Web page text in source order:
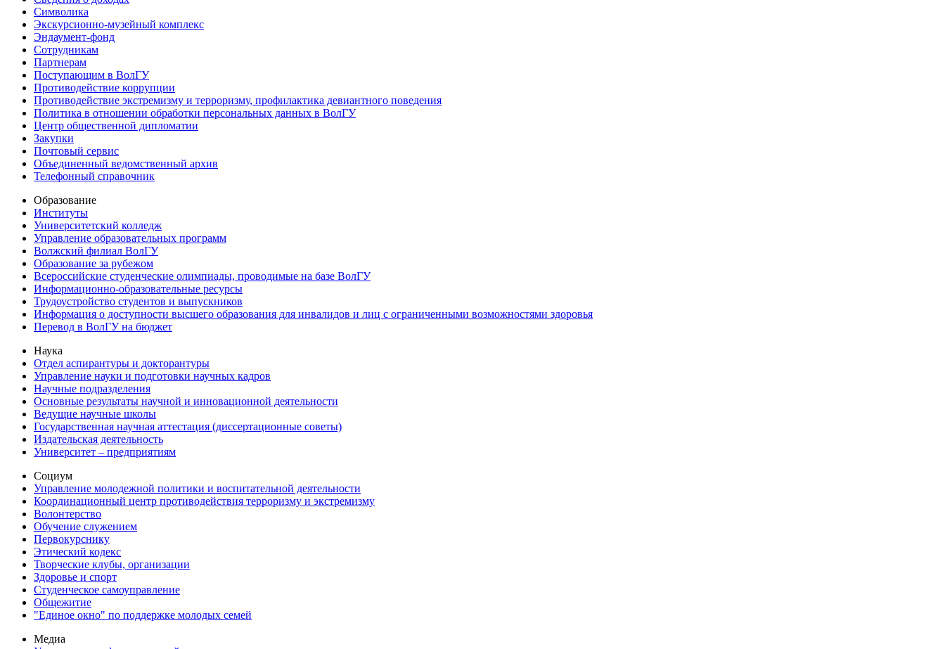
Символика
Экскурсионно-музейный комплекс
Эндаумент-фонд
Сотрудникам
Партнерам
Поступающим в ВолГУ
Противодействие коррупции
Противодействие экстремизму и терроризму, профилактика девиантного поведения
Политика в отношении обработки персональных данных в ВолГУ
Центр общественной дипломатии
Закупки
Почтовый сервис
Объединенный ведомственный архив
Телефонный справочник
Образование
Институты
Университетский колледж
Управление образовательных программ
Волжский филиал ВолГУ
Образование за рубежом
Всероссийские студенческие олимпиады, проводимые на базе ВолГУ
Информационно-образовательные ресурсы
Трудоустройство студентов и выпускников
Информация о доступности высшего образования для инвалидов и лиц с ограниченными возможностями здоровья
Перевод в ВолГУ на бюджет
Наука
Отдел аспирантуры и докторантуры
Управление науки и подготовки научных кадров
Научные подразделения
Основные результаты научной и инновационной деятельности
Ведущие научные школы
Государственная научная аттестация (диссертационные советы)
Издательская деятельность
Университет – предприятиям
Социум
Управление молодежной политики и воспитательной деятельности
Координационный центр противодействия терроризму и экстремизму
Волонтерство
Обучение служением
Первокурснику
Этический кодекс
Творческие клубы, организации
Здоровье и спорт
Студенческое самоуправление
Общежитие
"Единое окно" по поддержке молодых семей
Медиа